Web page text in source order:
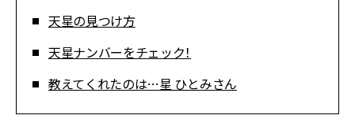
天星の見つけ方
天星ナンバーをチェック！
教えてくれたのは…星 ひとみさん